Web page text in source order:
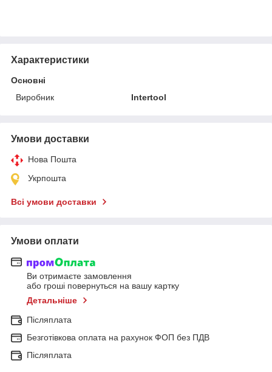
Характеристики
Основні
Виробник
Intertool
Умови доставки
Нова Пошта
Укрпошта
Всі умови доставки
Умови оплати
Ви отримаєте замовлення
або гроші повернуться на вашу картку
Детальніше
Післяплата
Безготівкова оплата на рахунок ФОП без ПДВ
Післяплата